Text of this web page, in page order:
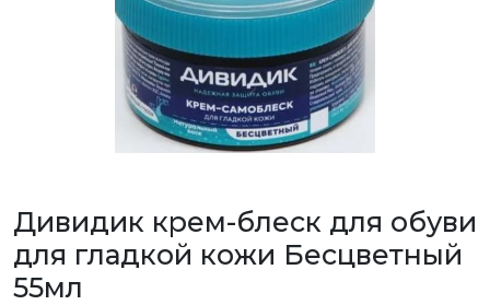
Дивидик крем-блеск для обуви
для гладкой кожи Бесцветный
55мл